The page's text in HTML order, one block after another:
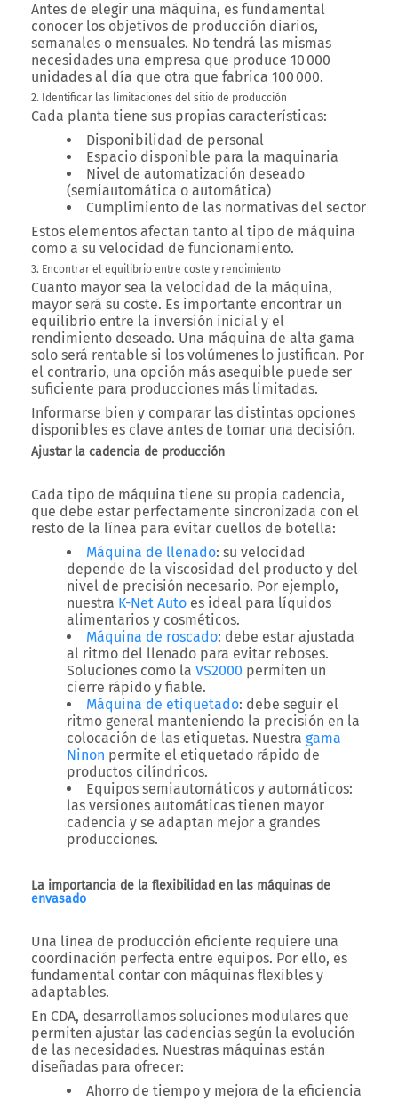
Antes de elegir una máquina, es fundamental
conocer los objetivos de producción diarios,
semanales o mensuales. No tendrá las mismas
necesidades una empresa que produce 10 000
unidades al día que otra que fabrica 100 000.
2. Identificar las limitaciones del sitio de producción
Cada planta tiene sus propias características:
Disponibilidad de personal
Espacio disponible para la maquinaria
Nivel de automatización deseado
(semiautomática o automática)
Cumplimiento de las normativas del sector
Estos elementos afectan tanto al tipo de máquina
como a su velocidad de funcionamiento.
3. Encontrar el equilibrio entre coste y rendimiento
Cuanto mayor sea la velocidad de la máquina,
mayor será su coste. Es importante encontrar un
equilibrio entre la inversión inicial y el
rendimiento deseado. Una máquina de alta gama
solo será rentable si los volúmenes lo justifican. Por
el contrario, una opción más asequible puede ser
suficiente para producciones más limitadas.
Informarse bien y comparar las distintas opciones
disponibles es clave antes de tomar una decisión.
Ajustar la cadencia de producción
Cada tipo de máquina tiene su propia cadencia,
que debe estar perfectamente sincronizada con el
resto de la línea para evitar cuellos de botella:
Máquina de llenado: su velocidad
depende de la viscosidad del producto y del
nivel de precisión necesario. Por ejemplo,
nuestra K-Net Auto es ideal para líquidos
alimentarios y cosméticos.
Máquina de roscado: debe estar ajustada
al ritmo del llenado para evitar reboses.
Soluciones como la VS2000 permiten un
cierre rápido y fiable.
Máquina de etiquetado: debe seguir el
ritmo general manteniendo la precisión en la
colocación de las etiquetas. Nuestra gama
Ninon permite el etiquetado rápido de
productos cilíndricos.
Equipos semiautomáticos y automáticos:
las versiones automáticas tienen mayor
cadencia y se adaptan mejor a grandes
producciones.
La importancia de la flexibilidad en las máquinas de
envasado
Una línea de producción eficiente requiere una
coordinación perfecta entre equipos. Por ello, es
fundamental contar con máquinas flexibles y
adaptables.
En CDA, desarrollamos soluciones modulares que
permiten ajustar las cadencias según la evolución
de las necesidades. Nuestras máquinas están
diseñadas para ofrecer:
Ahorro de tiempo y mejora de la eficiencia